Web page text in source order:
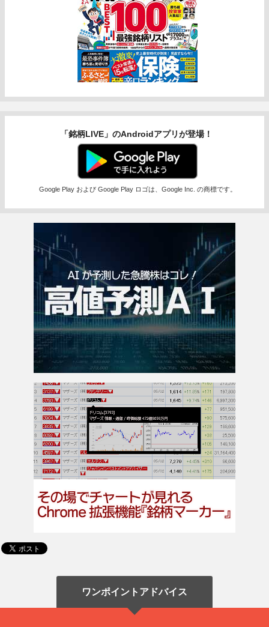
「銘柄LIVE」のAndroidアプリが登場！
Google Play および Google Play ロゴは、Google Inc. の商標です。
ワンポイントアドバイス